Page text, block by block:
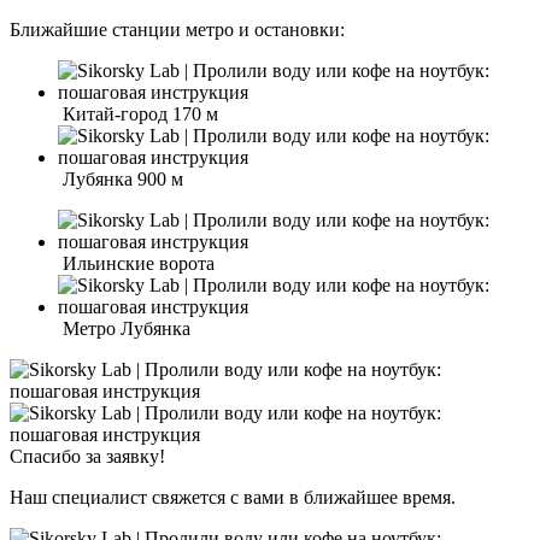
Ближайшие станции метро и остановки:
Китай-город 170 м
Лубянка 900 м
Ильинские ворота
Метро Лубянка
Спасибо за заявку!
Наш специалист свяжется с вами в ближайшее время.